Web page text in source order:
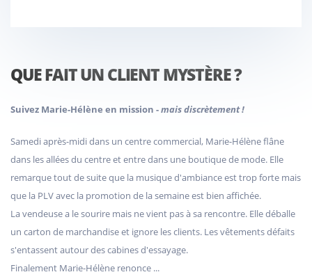
QUE FAIT UN CLIENT MYSTÈRE ?
Suivez Marie-Hélène en mission -mais discrètement !
Samedi après-midi dans un centre commercial, Marie-Hélène flâne
dans les allées du centre et entre dans une boutique de mode. Elle
remarque tout de suite que la musique d'ambiance est trop forte mais
que la PLV avec la promotion de la semaine est bien affichée.
La vendeuse a le sourire mais ne vient pas à sa rencontre. Elle déballe
un carton de marchandise et ignore les clients. Les vêtements défaits
s'entassent autour des cabines d'essayage.
Finalement Marie-Hélène renonce ...